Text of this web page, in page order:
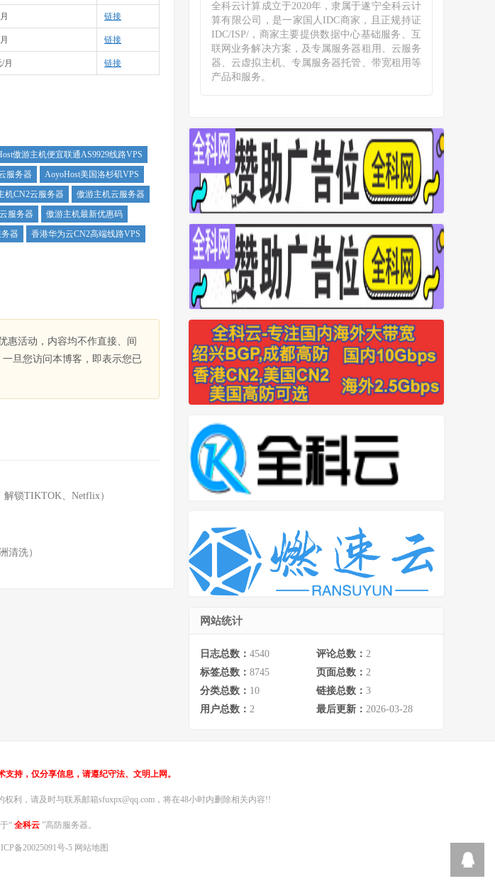
链接
链接
月 链接
傲游主机便宜联通AS9929线路VPS
服务器
AoyoHost美国洛杉矶VPS
机CN2云服务器
傲游主机云服务器
服务器
傲游主机最新优惠码
器 香港华为云CN2高端线路VPS
惠活动，内容均不作直接、间
旦您访问本博客，即表示您已
锁TIKTOK、Netflix）
清洗）
全科云计算成立于2020年，隶属于遂宁全科云计
算有限公司，是一家国人IDC商家，且正规持证
IDC/ISP/，商家主要提供数据中心基础服务、互
联网业务解决方案，及专属服务器租用、云服务
器、云虚拟主机、专属服务器托管、带宽租用等
产品和服务。
网站统计
日志总数： 4540 评论总数： 2
标签总数： 8745 页面总数： 2
分类总数： 10 链接总数： 3
用户总数： 2 最后更新： 2026-03-28
持，仅分享信息，请遵纪守法、文明上网。
利，请及时与联系邮箱sfuxpx@qq.com，将在48小时内删除相关内容!!
“ 全科云 ”高防服务器。
备20025091号-5 网站地图